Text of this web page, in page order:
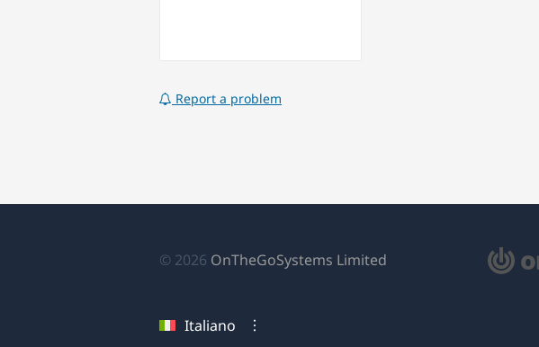
Report a problem
© 2026 OnTheGoSystems Limited
Italiano